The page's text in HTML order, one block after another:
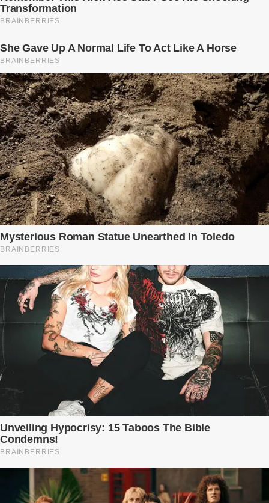
Ngọc Anh ngồi lặng lẽ trên ghế sofa, tay đặt lên bụng – nơi hai sinh
linh bé bỏng đang lớn dần từng ngày. Cô chưa bao giờ nghĩ mình sẽ
mình. Trí – người chồng mà cô từng yêu đến mù quáng, đã không
còn là người đàn ông của ngày đầu. Thành đạt, quyền lực, nhưng
cũng dối trá và lạnh lùng. Gần đây, anh hay về muộn, thậm chí có
đêm không về. Và rồi, trong một bữa cơm tối vắng lặng, Trí ném
xuống bàn ly n...